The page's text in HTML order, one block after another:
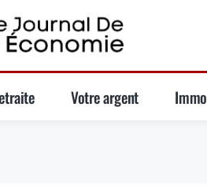
Votre argent Immo